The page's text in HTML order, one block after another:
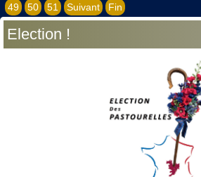
49
50 51 Suivant Fin
Election !